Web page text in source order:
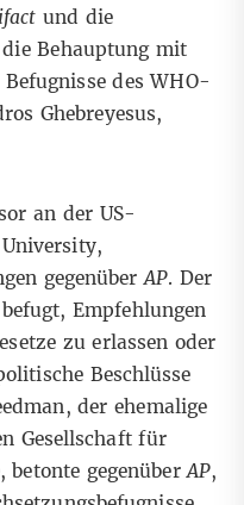
und die
Behauptung mit
des WHO-
Ghebreyesus,
an der US-
gegenüberAP. Der
Empfehlungen
zu erlassen oder
Beschlüsse
der ehemalige
Gesellschaft für
betonte gegenüberAP,